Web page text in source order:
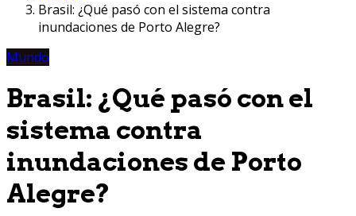
Brasil: ¿Qué pasó con el sistema contra
inundaciones de Porto Alegre?
Mundo
Brasil: ¿Qué pasó con el
sistema contra
inundaciones de Porto
Alegre?